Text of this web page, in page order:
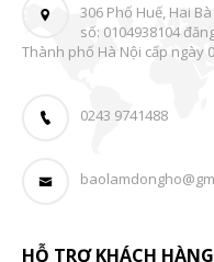
306 Phố Huế, Hai
số: 0104938104
Thành phố Hà Nội cấp ngày
0243 9741488
HỖ TRỢ KHÁCH HÀNG